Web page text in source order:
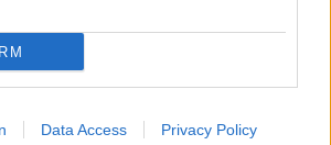
Data Access Privacy Policy